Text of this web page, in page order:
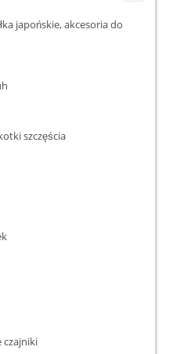
japońskie, akcesoria do
szczęścia
czajniki